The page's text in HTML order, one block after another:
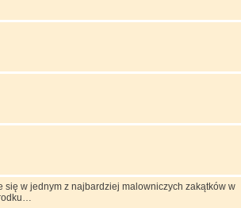
się w jednym z najbardziej malowniczych zakątków w